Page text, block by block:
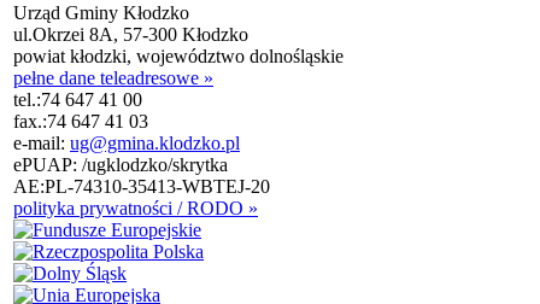
Urząd Gminy Kłodzko
ul.Okrzei 8A, 57-300 Kłodzko
powiat kłodzki, województwo dolnośląskie
pełne dane teleadresowe »
tel.:74 647 41 00
fax.:74 647 41 03
e-mail: ug@gmina.klodzko.pl
ePUAP: /ugklodzko/skrytka
AE:PL-74310-35413-WBTEJ-20
polityka prywatności / RODO »